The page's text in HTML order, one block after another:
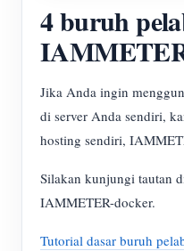
4 buruh
Jika Anda ingin
di server Anda sendiri,
hosting sendiri,
Silakan kunjungi tautan
IAMMETER-docker.
Tutorial dasar buruh